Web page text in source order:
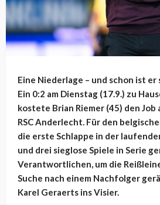
Eine Niederlage – und schon ist er
Ein 0:2 am Dienstag (17.9.) zu
kostete Brian Riemer (45) den Job
RSC Anderlecht. Für den
die erste Schlappe in der
und drei sieglose Spiele in Serie
Verantwortlichen, um die
Suche nach einem Nachfolger
Karel Geraerts ins Visier.